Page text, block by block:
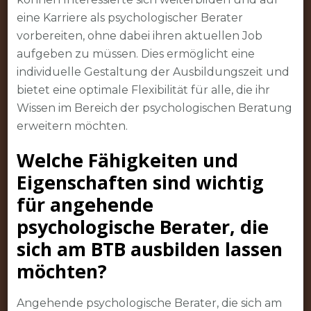
eine Karriere als psychologischer Berater
vorbereiten, ohne dabei ihren aktuellen Job
aufgeben zu müssen. Dies ermöglicht eine
individuelle Gestaltung der Ausbildungszeit und
bietet eine optimale Flexibilität für alle, die ihr
Wissen im Bereich der psychologischen Beratung
erweitern möchten.
Welche Fähigkeiten und
Eigenschaften sind wichtig
für angehende
psychologische Berater, die
sich am BTB ausbilden lassen
möchten?
Angehende psychologische Berater, die sich am